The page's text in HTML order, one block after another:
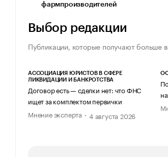
фармпроизводителей
Выбор редакции
Публикации, которые получают
АССОЦИАЦИЯ ЮРИСТОВ В СФЕРЕ
ЛИКВИДАЦИИ И БАНКРОТСТВА
Договор есть — сделки нет: что ФНС
ищет за комплектом первички
Мнение эксперта
4 августа 2026